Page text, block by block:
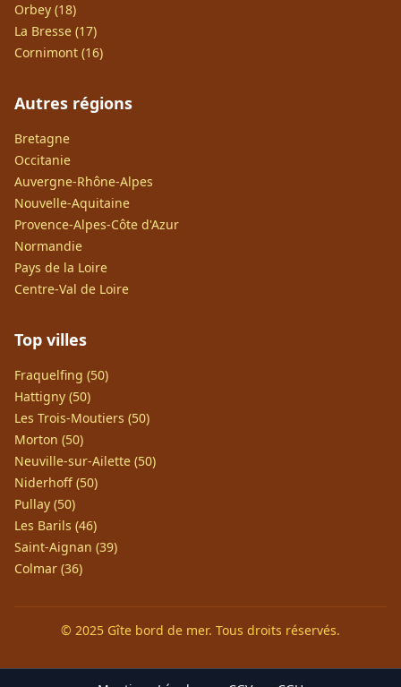
Orbey (18)
La Bresse (17)
Cornimont (16)
Autres régions
Bretagne
Occitanie
Auvergne-Rhône-Alpes
Nouvelle-Aquitaine
Provence-Alpes-Côte d'Azur
Normandie
Pays de la Loire
Centre-Val de Loire
Top villes
Fraquelfing (50)
Hattigny (50)
Les Trois-Moutiers (50)
Morton (50)
Neuville-sur-Ailette (50)
Niderhoff (50)
Pullay (50)
Les Barils (46)
Saint-Aignan (39)
Colmar (36)
© 2025 Gîte bord de mer. Tous droits réservés.